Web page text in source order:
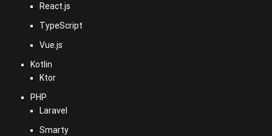
React.js
TypeScript
Vue.js
Kotlin
Ktor
PHP
Laravel
Smarty